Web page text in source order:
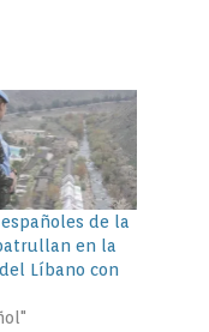
de la
en la
Líbano con